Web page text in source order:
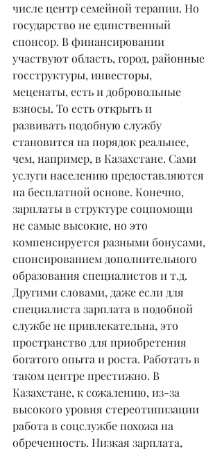
числе центр семейной терапии. Но
государство не единственный
спонсор. В финансировании
участвуют область, город, районные
госструктуры, инвесторы,
меценаты, есть и добровольные
взносы. То есть открыть и
развивать подобную службу
становится на порядок реальнее,
чем, например, в Казахстане. Сами
услуги населению предоставляются
на бесплатной основе. Конечно,
зарплаты в структуре соцпомощи
не самые высокие, но это
компенсируется разными бонусами,
спонсированием дополнительного
образования специалистов и т.д.
Другими словами, даже если для
специалиста зарплата в подобной
службе не привлекательна, это
пространство для приобретения
богатого опыта и роста. Работать в
таком центре престижно. В
Казахстане, к сожалению, из-за
высокого уровня стереотипизации
работа в соцслужбе похожа на
обреченность. Низкая зарплата,